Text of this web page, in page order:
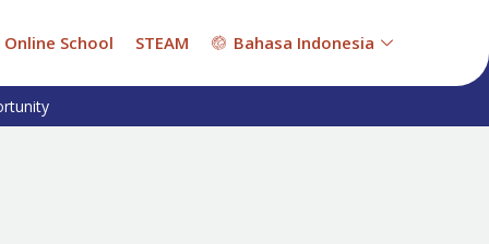
Online School STEAM Bahasa Indonesia